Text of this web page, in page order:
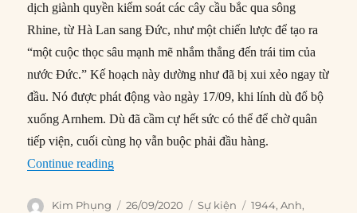
dịch giành quyền kiểm soát các cây cầu bắc qua sông
Rhine, từ Hà Lan sang Đức, như một chiến lược để tạo ra
“một cuộc thọc sâu mạnh mẽ nhắm thẳng đến trái tim của
nước Đức.” Kế hoạch này dường như đã bị xui xẻo ngay từ
đầu. Nó được phát động vào ngày 17/09, khi lính dù đổ bộ
xuống Arnhem. Dù đã cầm cự hết sức có thể để chờ quân
tiếp viện, cuối cùng họ vẫn buộc phải đầu hàng.
Continue reading“26/09/1944: Lính Đồng minh bị quân Đức tàn
Author
Kim Phụng
Posted
26/09/2020 Categories
Sự kiện Tags
1944,Anh,